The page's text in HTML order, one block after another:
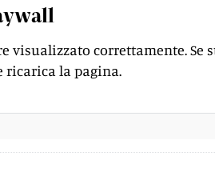
visualizzato correttamente. Se
ricarica la pagina.